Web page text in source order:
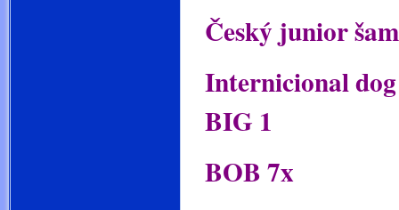
Český junior
Internicional
BIG 1
BOB 7x